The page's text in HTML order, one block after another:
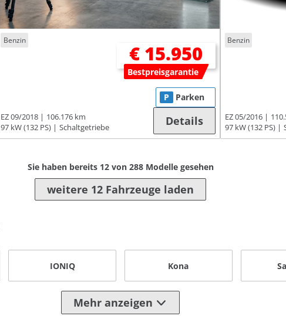
Benzin
€ 15.950
Bestpreisgarantie
EZ 09/2018
106.176 km
97 kW (132 PS)
Schaltgetriebe
P Parken
Details
Benzin
EZ 05/2016
97 kW (132 PS)
Sie haben bereits 12von 288Modelle gesehen
weitere 12 Fahrzeuge laden
IONIQ Kona
Mehr anzeigen